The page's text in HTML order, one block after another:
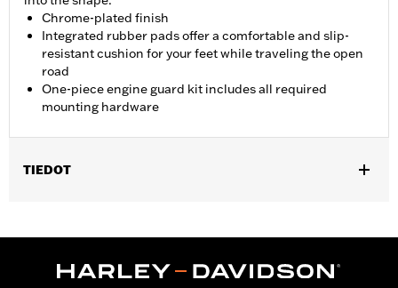
Chrome-plated finish
Integrated rubber pads offer a comfortable and slip-
resistant cushion for your feet while traveling the open
road
One-piece engine guard kit includes all required
mounting hardware
TIEDOT
In the Box: Engine guard, footpads and required mounting